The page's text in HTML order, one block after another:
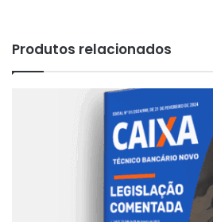
Produtos relacionados